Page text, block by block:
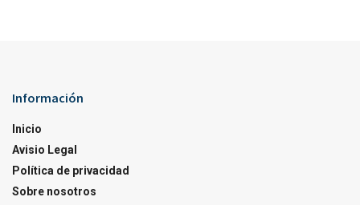
Información
Inicio
Avisio Legal
Política de privacidad
Sobre nosotros